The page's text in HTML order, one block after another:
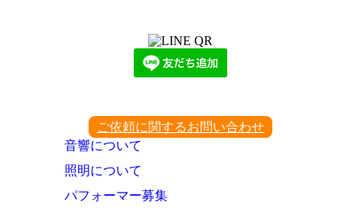
ご依頼に関するお問い合わせ
音響について
照明について
パフォーマー募集